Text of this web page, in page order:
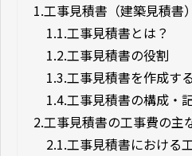
1.工事見積書（建築見積書
1.1.工事見積書とは？
1.2.工事見積書の役割
1.3.工事見積書を作成す
1.4.工事見積書の構成・
2.工事見積書の工事費の主
2.1.工事見積書における